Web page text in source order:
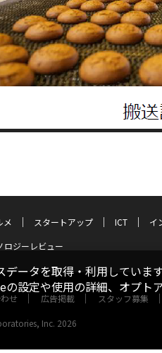
メ スタートアップ ICT
イ
ロジーレビュー
せ 広告掲載 スタッフ募集
Inc. 2026
ータを取得・利用していま
の設定や使用の詳細、オプト